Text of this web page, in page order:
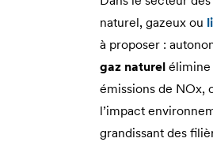
naturel, gazeux ou
à proposer :
gaz naturel élimine
émissions de NOx,
l’impact
grandissant des